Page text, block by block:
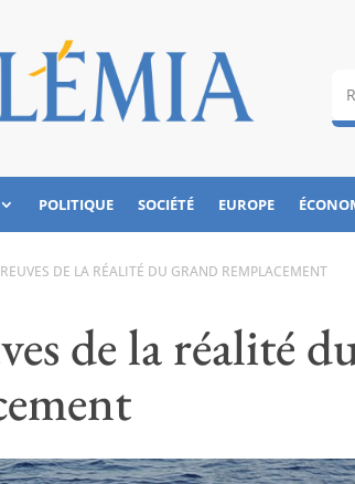
POLITIQUE SOCIÉTÉ EUROPE
DE LA RÉALITÉ DU GRAND REMPLACEMENT
de la réalité